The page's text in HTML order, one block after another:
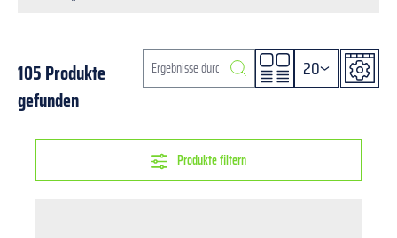
105 Produkte
gefunden
20
Produkte filtern